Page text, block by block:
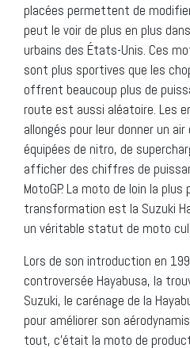
placées permettent de
peut le voir de plus en plus
urbains des États-Unis. Ces
sont plus sportives que les
offrent beaucoup plus de
route est aussi aléatoire. Les
allongés pour leur donner un
équipées de nitro, de
afficher des chiffres de
MotoGP. La moto de loin la
transformation est la Suzuki
un véritable statut de moto
Lors de son introduction en
controversée Hayabusa, la
Suzuki, le carénage de la
pour améliorer son
tout, c’était la moto de